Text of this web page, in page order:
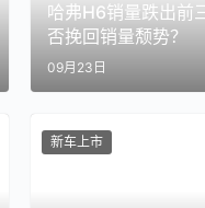
哈弗H6销量跌出前
否挽回销量颓势？
09月23日
新车上市